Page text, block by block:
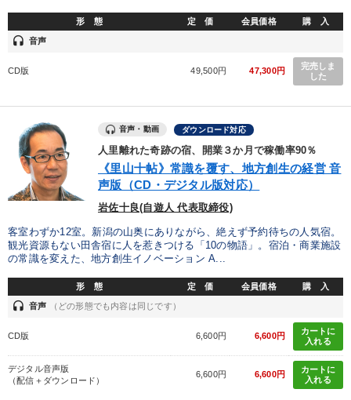
形 態 定 価 会員価格 購 入
headset 音声
CD版 49,500円 47,300円
完売しま
した
音声・動画 ダウンロード対応
人里離れた奇跡の宿、開業３か月で稼働率90％
《里山十帖》常識を覆す、地方創生の経営 音
声版（CD・デジタル版対応）
岩佐十良(自遊人 代表取締役)
客室わずか12室。新潟の山奥にありながら、絶えず予約待ちの人気宿。
観光資源もない田舎宿に人を惹きつける「10の物語」。宿泊・商業施設
の常識を変えた、地方創生イノベーション A...
形 態 定 価 会員価格 購 入
headset 音声 （どの形態でも内容は同じです）
CD版 6,600円 6,600円
カートに
入れる
デジタル音声版
（配信＋ダウンロード）
6,600円 6,600円
カートに
入れる